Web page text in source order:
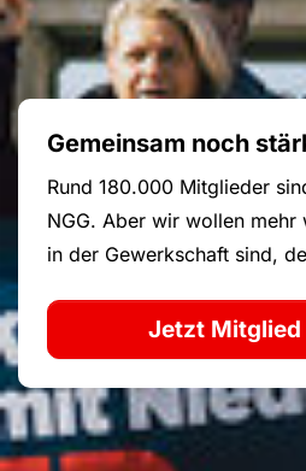
Gemeinsam noch
Rund 180.000 Mitglieder
NGG. Aber wir wollen
in der Gewerkschaft sind,
Jetzt Mitglied